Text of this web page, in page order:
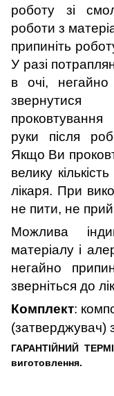
роботу зі
роботи з
припиніть
У разі
в очі,
руки після
Якщо Ви
велику
лікаря. При
не пити, не
Можлива
матеріалу і
негайно
зверніться до
Комплект:
(затверджувач)
ГАРАНТІЙНИЙ
виготовлення.